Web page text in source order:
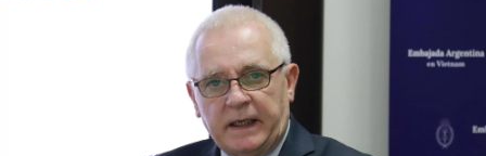
MÉGASTORIE
INFOGRAPHIE
PHOTO